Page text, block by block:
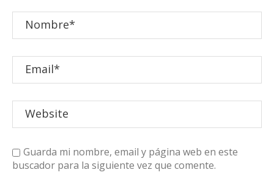
Guarda mi nombre, email y página web en este
buscador para la siguiente vez que comente.